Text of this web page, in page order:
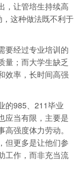
，让管培生持续高
，这种做法既不利于
要经过专业培训的
量；而大学生缺乏
效率，长时间高强
的985、211毕业
应当有限，主要是
强度体力劳动。
但更多是让他们参
工作，而非充当流